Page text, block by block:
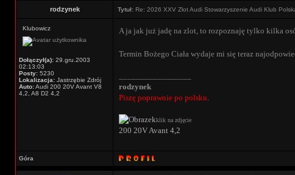
rodzynek Tytuł: Re: 2026 XXV Zlot Audi Stowarzyszenie Audi Klub
Klubowicz
Dołączył(a): 29.gru.2003
02:13:03
Posty: 5230
Lokalizacja: Jastrzębie Zdrój
Auto:Audi 200 20V Avant V8
4,2, A8 D2 4,2
A ja jak już jadę na zlot, to rozpoznaję tylko kilka
Termin Bożego Ciała wydaje mi się teraz
rodzynek
Piszę poprawnie po polsku.
klik na zdjęcie
200 20V Avant 4,2
Góra